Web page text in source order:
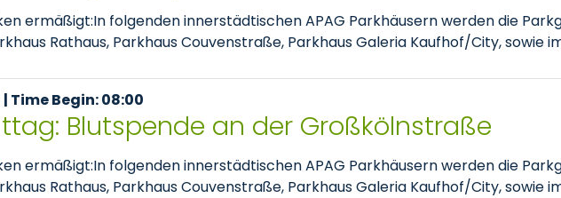
ermäßigt:In folgenden innerstädtischen APAG Parkhäusern werden die
Rathaus, Parkhaus Couvenstraße, Parkhaus Galeria Kaufhof/City, sowie
| Time Begin: 08:00
Blutspende an der Großkölnstraße
ermäßigt:In folgenden innerstädtischen APAG Parkhäusern werden die
Rathaus, Parkhaus Couvenstraße, Parkhaus Galeria Kaufhof/City, sowie